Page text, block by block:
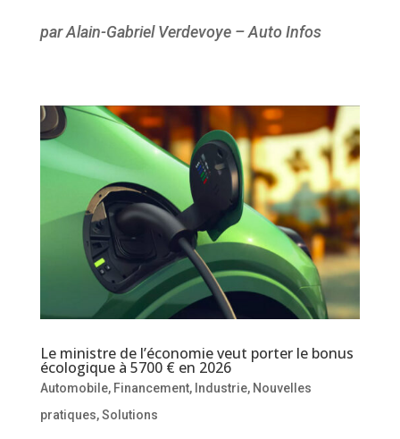
par Alain-Gabriel Verdevoye – Auto Infos
Le ministre de l’économie veut porter le bonus
écologique à 5700 € en 2026
Automobile, Financement, Industrie, Nouvelles
pratiques,Solutions